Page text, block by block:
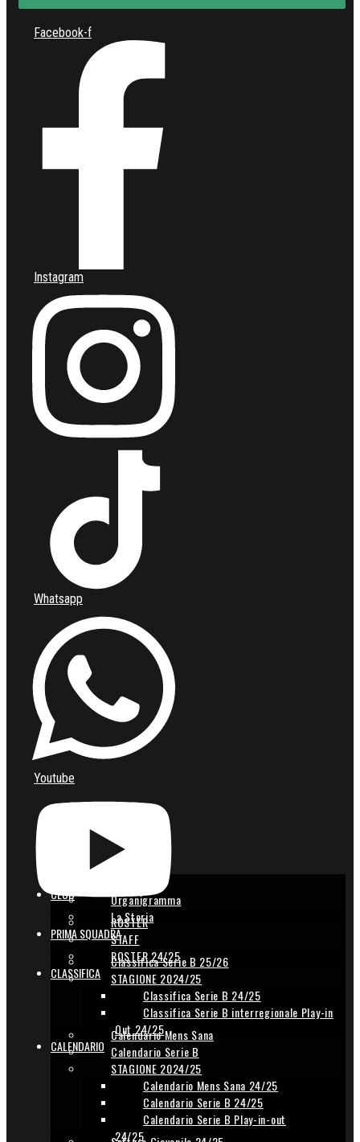
Facebook-f
Instagram
Whatsapp
Youtube
CLUB
Organigramma
La Storia
PRIMA SQUADRA
ROSTER
STAFF
ROSTER 24/25
CLASSIFICA
Classifica Serie B 25/26
STAGIONE 2024/25
Classifica Serie B 24/25
Classifica Serie B interregionale Play-in
Out 24/25
CALENDARIO
Calendario Mens Sana
Calendario Serie B
STAGIONE 2024/25
Calendario Mens Sana 24/25
Calendario Serie B 24/25
Calendario Serie B Play-in-out
24/25